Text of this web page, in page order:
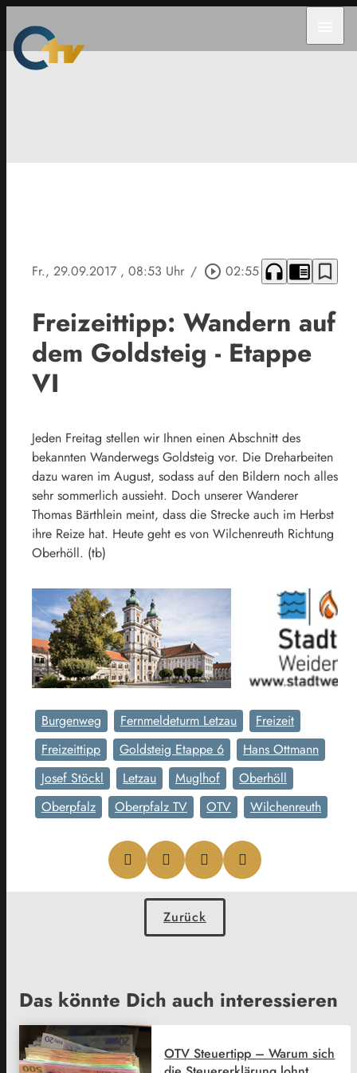
Fr., 29.09.2017 , 08:53 Uhr / play_circle_outline 02:55 headphones chrome_reader_mode bookmark_border
Freizeittipp: Wandern auf
dem Goldsteig - Etappe
VI
Jeden Freitag stellen wir Ihnen einen Abschnitt des
bekannten Wanderwegs Goldsteig vor. Die Dreharbeiten
dazu waren im August, sodass auf den Bildern noch alles
sehr sommerlich aussieht. Doch unserer Wanderer
Thomas Bärthlein meint, dass die Strecke auch im Herbst
ihre Reize hat. Heute geht es von Wilchenreuth Richtung
Oberhöll. (tb)
Burgenweg Fernmeldeturm Letzau
Freizeit
Freizeittipp
Goldsteig Etappe 6
Hans Ottmann
Josef Stöckl
Letzau Muglhof
Oberhöll
Oberpfalz
Oberpfalz TV OTV Wilchenreuth
Zurück
Das könnte Dich auch interessieren
OTV Steuertipp – Warum sich